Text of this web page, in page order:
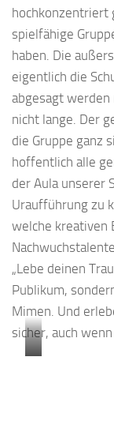
hochkonzentriert
spielfähige
haben. Die
eigentlich die
abgesagt
nicht lange. Der
die Gruppe ganz
hoffentlich alle
der Aula unserer
Uraufführung zu
welche kreativen
„Lebe deinen
Publikum,
Mimen. Und
sicher, auch
cof